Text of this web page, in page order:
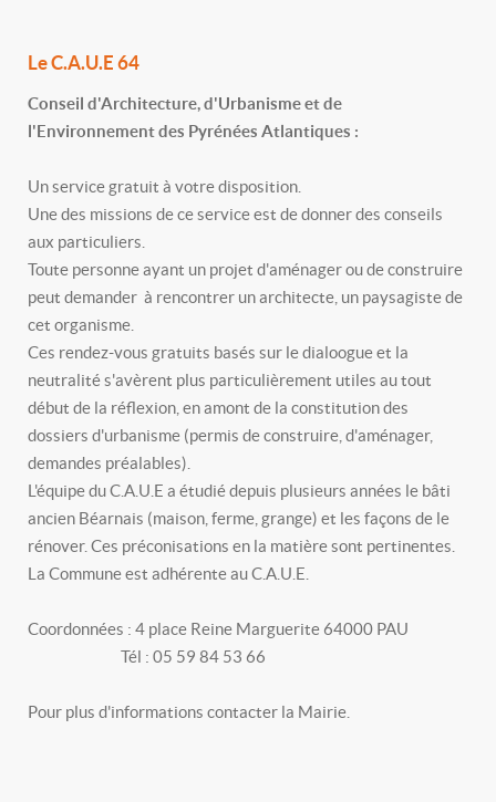
Le C.A.U.E 64
Conseil d'Architecture, d'Urbanisme et de
l'Environnement des Pyrénées Atlantiques :
Un service gratuit à votre disposition.
Une des missions de ce service est de donner des conseils
aux particuliers.
Toute personne ayant un projet d'aménager ou de construire
peut demander à rencontrer un architecte, un paysagiste de
cet organisme.
Ces rendez-vous gratuits basés sur le dialoogue et la
neutralité s'avèrent plus particulièrement utiles au tout
début de la réflexion, en amont de la constitution des
dossiers d'urbanisme (permis de construire, d'aménager,
demandes préalables).
L'équipe du C.A.U.E a étudié depuis plusieurs années le bâti
ancien Béarnais (maison, ferme, grange) et les façons de le
rénover. Ces préconisations en la matière sont pertinentes.
La Commune est adhérente au C.A.U.E.
Coordonnées : 4 place Reine Marguerite 64000 PAU
Tél : 05 59 84 53 66
Pour plus d'informations contacter la Mairie.